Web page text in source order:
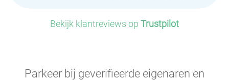
Bekijk klantreviews op Trustpilot
Parkeer bij geverifieerde eigenaren en